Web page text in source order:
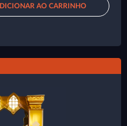
AO CARRINHO